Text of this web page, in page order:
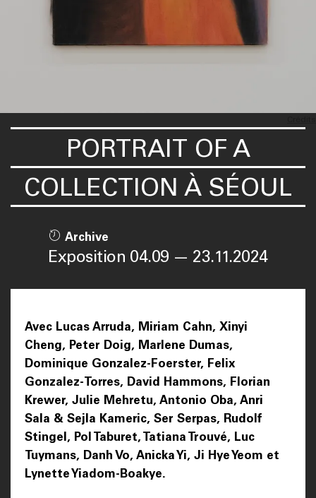
PORTRAIT OF A
COLLECTION À SÉOUL
Archive
Exposition 04.09 — 23.11.2024
Avec Lucas Arruda, Miriam Cahn, Xinyi
Cheng, Peter Doig, Marlene Dumas,
Dominique Gonzalez-Foerster, Felix
Gonzalez-Torres, David Hammons, Florian
Krewer, Julie Mehretu, Antonio Oba, Anri
Sala & Sejla Kameric, Ser Serpas, Rudolf
Stingel, Pol Taburet, Tatiana Trouvé, Luc
Tuymans, Danh Vo, Anicka Yi, Ji Hye Yeom et
Lynette Yiadom-Boakye.